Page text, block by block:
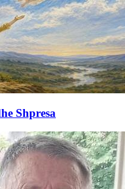
Shpresa